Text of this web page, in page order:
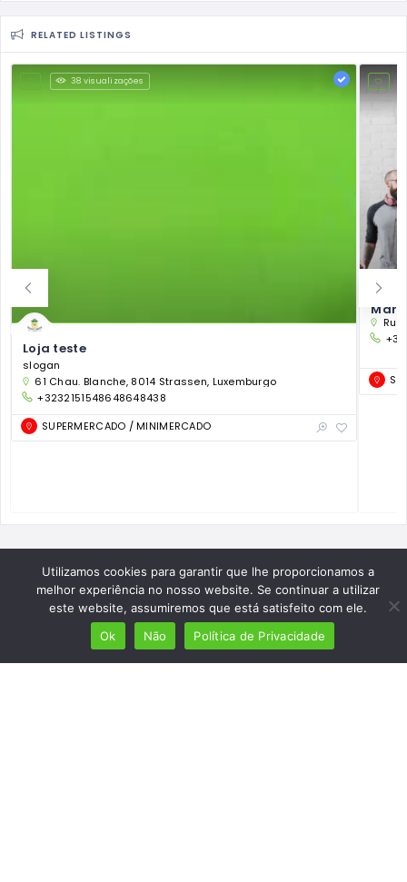
RELATED LISTINGS
38 visualizações
Loja teste
slogan
61 Chau. Blanche, 8014 Strassen, Luxemburgo
+3232151548648648438
SUPERMERCADO / MINIMERCADO
Utilizamos cookies para garantir que lhe proporcionamos a
melhor experiência no nosso website. Se continuar a utilizar
este website, assumiremos que está satisfeito com ele.
Ok
Não Política de Privacidade